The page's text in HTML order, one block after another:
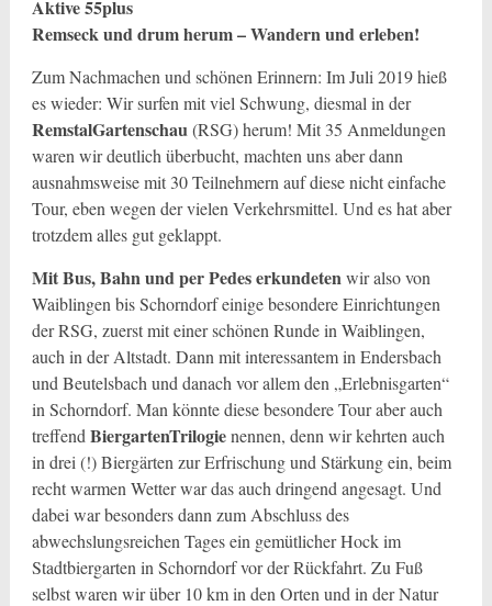
Aktive 55plus
Remseck und drum herum – Wandern und erleben!
Zum Nachmachen und schönen Erinnern: Im Juli 2019 hieß
es wieder: Wir surfen mit viel Schwung, diesmal in der
RemstalGartenschau(RSG) herum! Mit 35 Anmeldungen
waren wir deutlich überbucht, machten uns aber dann
ausnahmsweise mit 30 Teilnehmern auf diese nicht einfache
Tour, eben wegen der vielen Verkehrsmittel. Und es hat aber
trotzdem alles gut geklappt.
Mit Bus, Bahn und per Pedes erkundetenwir also von
Waiblingen bis Schorndorf einige besondere Einrichtungen
der RSG, zuerst mit einer schönen Runde in Waiblingen,
auch in der Altstadt. Dann mit interessantem in Endersbach
und Beutelsbach und danach vor allem den „Erlebnisgarten“
in Schorndorf. Man könnte diese besondere Tour aber auch
treffendBiergartenTrilogienennen, denn wir kehrten auch
in drei (!) Biergärten zur Erfrischung und Stärkung ein, beim
recht warmen Wetter war das auch dringend angesagt. Und
dabei war besonders dann zum Abschluss des
abwechslungsreichen Tages ein gemütlicher Hock im
Stadtbiergarten in Schorndorf vor der Rückfahrt. Zu Fuß
selbst waren wir über 10 km in den Orten und in der Natur